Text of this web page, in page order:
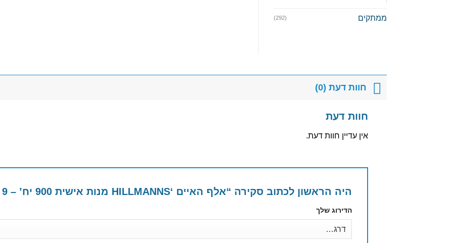
ממתקים (292)
חוות דעת (0)
חוות דעת
אין עדיין חוות דעת.
היה הראשון לכתוב סקירה “אלף האיים ‘HILLMANNS מנות אישית 900 יח’ – 9 ק”ג”
הדירוג שלך